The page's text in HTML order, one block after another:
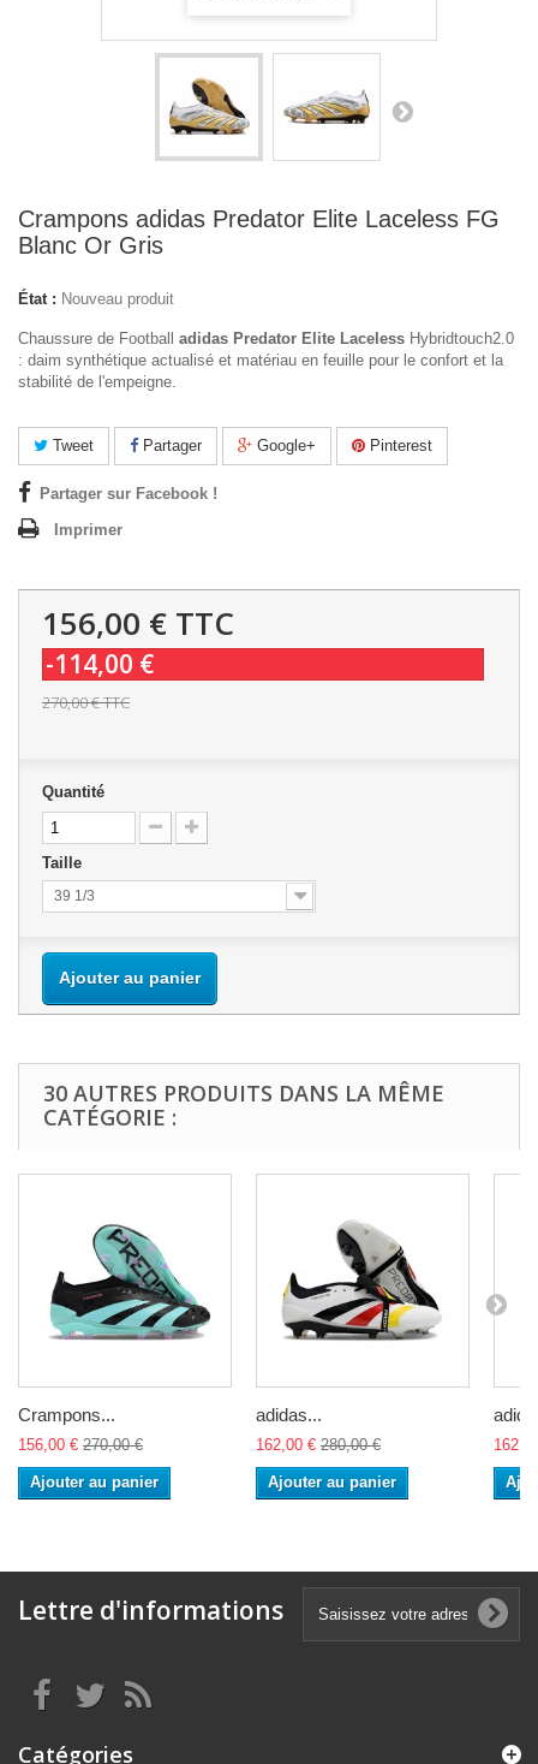
Crampons adidas Predator Elite Laceless FG
Blanc Or Gris
État : Nouveau produit
Chaussure de Football adidas Predator Elite Laceless Hybridtouch2.0
: daim synthétique actualisé et matériau en feuille pour le confort et la
stabilité de l'empeigne.
Tweet Partager Google+ Pinterest
Partager sur Facebook !
Imprimer
156,00 € TTC
-114,00 €
270,00 €TTC
Quantité
Taille
39 1/3
Ajouter au panier
30 AUTRES PRODUITS DANS LA MÊME
CATÉGORIE :
Crampons...
156,00 € 270,00 €
Ajouter au panier
adidas...
162,00 € 280,00 €
Ajouter au panier
Lettre d'informations
Catégories